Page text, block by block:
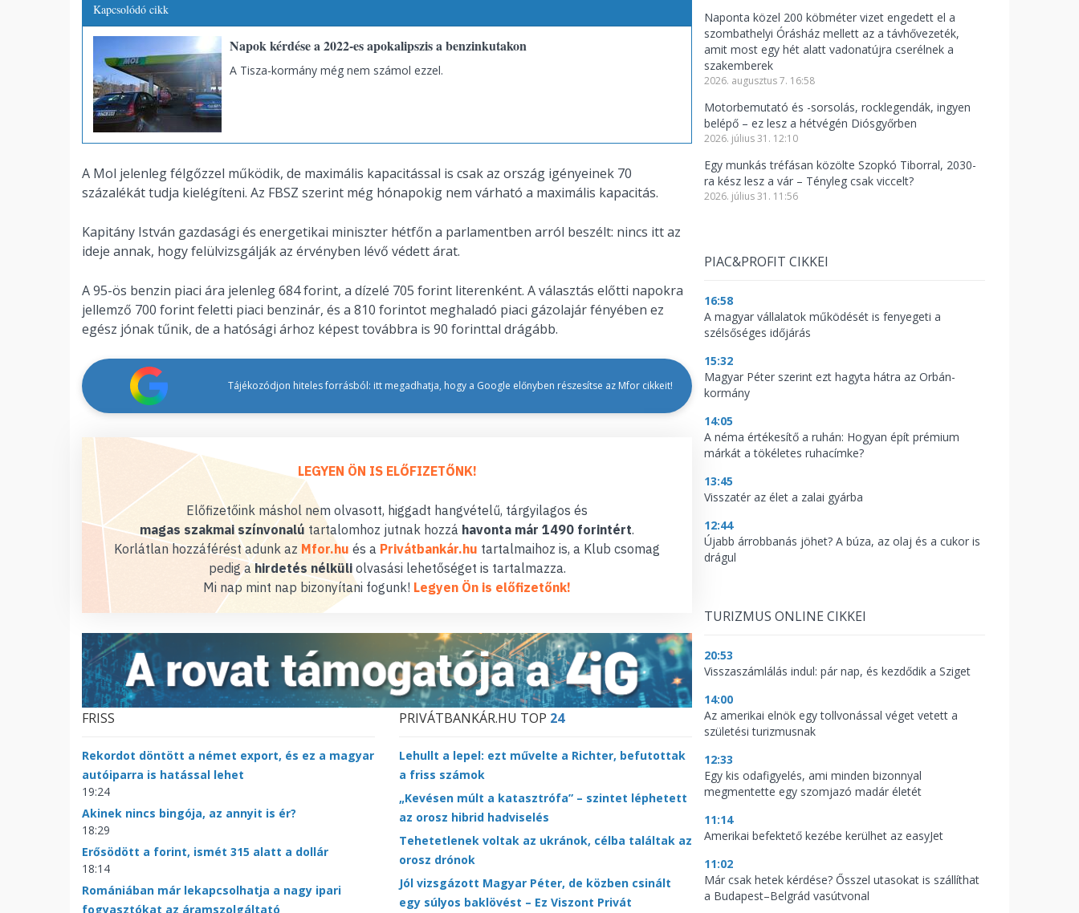
Kapcsolódó cikk
Napok kérdése a 2022-es apokalipszis a benzinkutakon
A Tisza-kormány még nem számol ezzel.
A Mol jelenleg félgőzzel működik, de maximális kapacitással is csak az ország igényeinek 70
százalékát tudja kielégíteni. Az FBSZ szerint még hónapokig nem várható a maximális kapacitás.
Kapitány István gazdasági és energetikai miniszter hétfőn a parlamentben arról beszélt: nincs itt az
ideje annak, hogy felülvizsgálják az érvényben lévő védett árat.
A 95-ös benzin piaci ára jelenleg 684 forint, a dízelé 705 forint literenként. A választás előtti napokra
jellemző 700 forint feletti piaci benzinár, és a 810 forintot meghaladó piaci gázolajár fényében ez
egész jónak tűnik, de a hatósági árhoz képest továbbra is 90 forinttal drágább.
Tájékozódjon hiteles forrásból: itt megadhatja, hogy a Google előnyben részesítse az Mfor cikkeit!
LEGYEN ÖN IS ELŐFIZETŐNK!
Előfizetőink máshol nem olvasott, higgadt hangvételű, tárgyilagos és
magas szakmai színvonalú tartalomhoz jutnak hozzá havonta már 1490 forintért.
Korlátlan hozzáférést adunk az Mfor.hu és a Privátbankár.hu tartalmaihoz is, a Klub csomag
pedig ahirdetés nélküliolvasási lehetőséget is tartalmazza.
Mi nap mint nap bizonyítani fogunk! Legyen Ön is előfizetőnk!
FRISS
Rekordot döntött a német export, és ez a magyar
autóiparra is hatással lehet
19:24
Akinek nincs bingója, az annyit is ér?
18:29
Erősödött a forint, ismét 315 alatt a dollár
18:14
Romániában már lekapcsolhatja a nagy ipari
fogyasztókat az áramszolgáltató
PRIVÁTBANKÁR.HU TOP 24
Lehullt a lepel: ezt művelte a Richter, befutottak
a friss számok
„Kevésen múlt a katasztrófa” – szintet léphetett
az orosz hibrid hadviselés
Tehetetlenek voltak az ukránok, célba találtak az
orosz drónok
Jól vizsgázott Magyar Péter, de közben csinált
egy súlyos baklövést – Ez Viszont Privát
Naponta közel 200 köbméter vizet engedett el a
szombathelyi Órásház mellett az a távhővezeték,
amit most egy hét alatt vadonatújra cserélnek a
szakemberek
2026. augusztus 7. 16:58
Motorbemutató és -sorsolás, rocklegendák, ingyen
belépő – ez lesz a hétvégén Diósgyőrben
2026. július 31. 12:10
Egy munkás tréfásan közölte Szopkó Tiborral, 2030-
ra kész lesz a vár – Tényleg csak viccelt?
2026. július 31. 11:56
PIAC&PROFIT CIKKEI
16:58
A magyar vállalatok működését is fenyegeti a
szélsőséges időjárás
15:32
Magyar Péter szerint ezt hagyta hátra az Orbán-
kormány
14:05
A néma értékesítő a ruhán: Hogyan épít prémium
márkát a tökéletes ruhacímke?
13:45
Visszatér az élet a zalai gyárba
12:44
Újabb árrobbanás jöhet? A búza, az olaj és a cukor is
drágul
TURIZMUS ONLINE CIKKEI
20:53
Visszaszámlálás indul: pár nap, és kezdődik a Sziget
14:00
Az amerikai elnök egy tollvonással véget vetett a
születési turizmusnak
12:33
Egy kis odafigyelés, ami minden bizonnyal
megmentette egy szomjazó madár életét
11:14
Amerikai befektető kezébe kerülhet az easyJet
11:02
Már csak hetek kérdése? Ősszel utasokat is szállíthat
a Budapest–Belgrád vasútvonal